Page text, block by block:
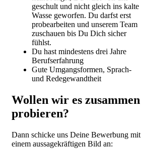
geschult und nicht gleich ins kalte
Wasse geworfen. Du darfst erst
probearbeiten und unserem Team
zuschauen bis Du Dich sicher
fühlst.
Du hast mindestens drei Jahre
Berufserfahrung
Gute Umgangsformen, Sprach-
und Redegewandtheit
Wollen wir es zusammen
probieren?
Dann schicke uns Deine Bewerbung mit
einem aussagekräftigen Bild an: